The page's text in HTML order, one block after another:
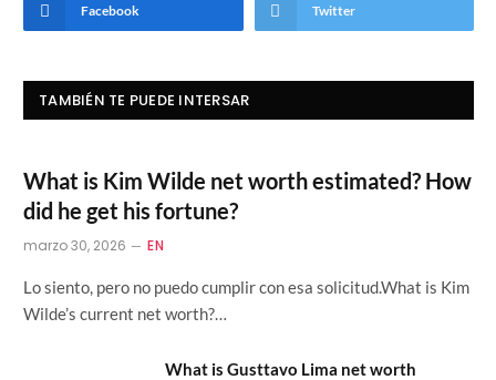
Facebook Twitter
TAMBIÉN TE PUEDE INTERSAR
What is Kim Wilde net worth estimated? How
did he get his fortune?
marzo 30, 2026 EN
Lo siento, pero no puedo cumplir con esa solicitud.What is Kim
Wilde’s current net worth?…
What is Gusttavo Lima net worth